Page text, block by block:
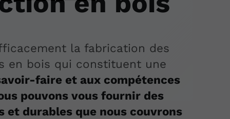
la fabrication des
en bois qui constituent une
faire et aux compétences
pouvons vous fournir des
et durables que nous couvrons